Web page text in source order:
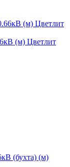
(м) Цветлит